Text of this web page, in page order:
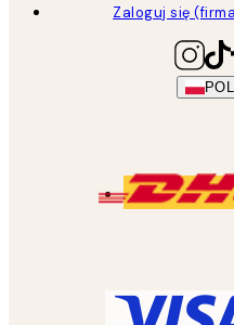
Zaloguj się
POL